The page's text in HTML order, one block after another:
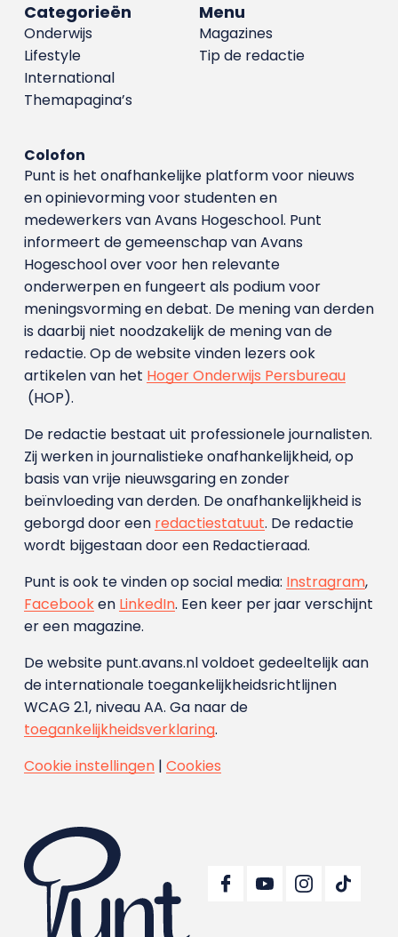
Menu
Magazines
Tip de redactie
Categorieën
Onderwijs
Lifestyle
International
Themapagina’s
Colofon
Punt is het onafhankelijke platform voor nieuws
en opinievorming voor studenten en
medewerkers van Avans Hoge­school. Punt
informeert de gemeenschap van Avans
Hogeschool over voor hen relevante
onderwerpen en fungeert als podium voor
meningsvorming en debat. De mening van derden
is daarbij niet noodzakelijk de mening van de
redactie. Op de website vinden lezers ook
artikelen van het Hoger Onderwijs Persbureau
(HOP).
De redactie bestaat uit professionele journalisten.
Zij werken in journalistieke onafhankelijkheid, op
basis van vrije nieuwsgaring en zonder
beïnvloeding van derden. De onafhankelijkheid is
geborgd door een redactiestatuut. De redactie
wordt bijgestaan door een Redactieraad.
Punt is ook te vinden op social media: Instragram,
Facebooken LinkedIn. Een keer per jaar verschijnt
er een magazine.
De website punt.avans.nl voldoet gedeeltelijk aan
de internationale toegankelijkheidsrichtlijnen
WCAG 2.1, niveau AA. Ga naar de
toegankelijkheidsverklaring.
Cookie instellingen| Cookies